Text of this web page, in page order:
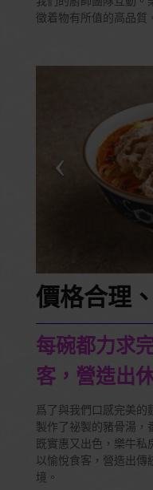
徵着物有所值的高品質
價格合理
每碗都力求
客，營造出
爲了與我們口感完美
製作了祕製的豬骨湯，
既實惠又出色，樂牛私
以愉悅食客，營造出傳
境。